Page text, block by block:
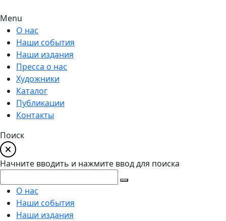
Menu
О нас
Наши события
Наши издания
Пресса о нас
Художники
Каталог
Публикации
Контакты
Поиск
Начните вводить и нажмите ввод для поиска
О нас
Наши события
Наши издания